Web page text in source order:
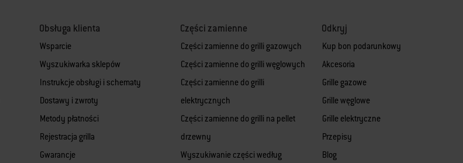
Obsługa klienta
Wsparcie
Wyszukiwarka sklepów
Instrukcje obsługi i schematy
Dostawy i zwroty
Metody płatności
Rejestracja grilla
Gwarancje
Części zamienne
Części zamienne do grilli gazowych
Części zamienne do grilli węglowych
Części zamienne do grilli
elektrycznych
Części zamienne do grilli na pellet
drzewny
Wyszukiwanie części według
Odkryj
Kup bon podarunkowy
Akcesoria
Grille gazowe
Grille węglowe
Grille elektryczne
Przepisy
Blog